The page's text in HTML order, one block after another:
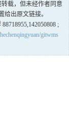
载，但未经作者同意
给出原文链接。
;
gitwms